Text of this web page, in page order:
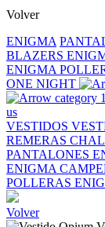
Volver
ENIGMA
BLAZERS
ENIGMA
ONE NIGHT
us
VESTIDOS
REMERAS
PANTALONES
ENIGMA
POLLERAS
Volver